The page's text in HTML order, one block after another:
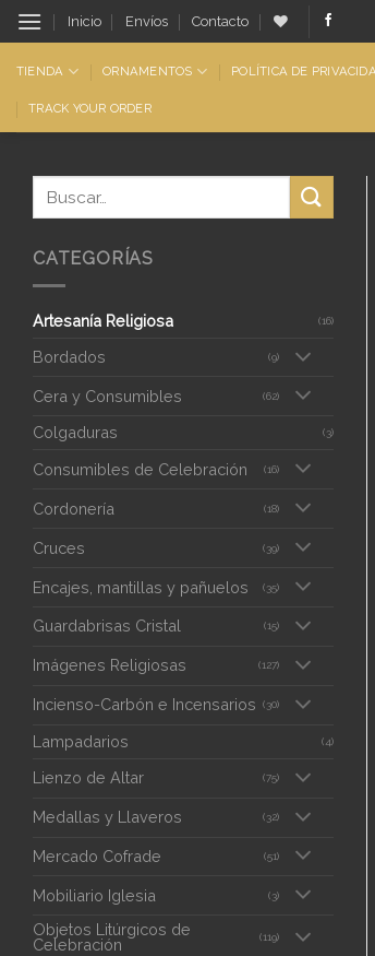
Saltar
al
contenido
Inicio Envíos Contacto
TIENDA ORNAMENTOS POLÍTICA DE
TRACK YOUR ORDER
CATEGORÍAS
Artesanía Religiosa (16)
Bordados (9)
Cera y Consumibles (62)
Colgaduras (3)
Consumibles de Celebración (16)
Cordonería (18)
Cruces (39)
Encajes, mantillas y pañuelos (35)
Guardabrisas Cristal (15)
Imágenes Religiosas (127)
Incienso-Carbón e Incensarios (30)
Lampadarios (4)
Lienzo de Altar (75)
Medallas y Llaveros (32)
Mercado Cofrade (51)
Mobiliario Iglesia (3)
Objetos Litúrgicos de
Celebración
(119)